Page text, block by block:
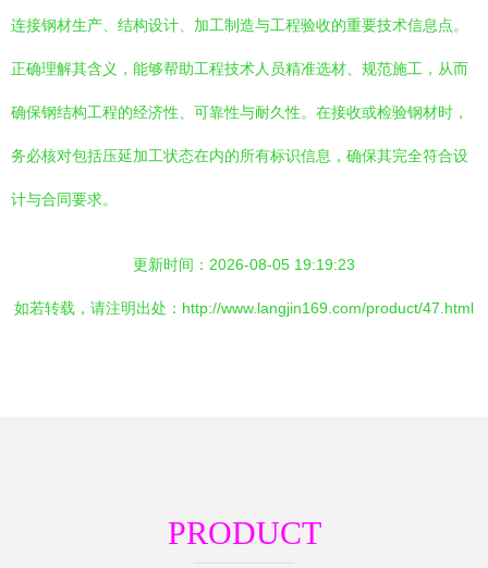
连接钢材生产、结构设计、加工制造与工程验收的重要技术信息点。
正确理解其含义，能够帮助工程技术人员精准选材、规范施工，从而
确保钢结构工程的经济性、可靠性与耐久性。在接收或检验钢材时，
务必核对包括压延加工状态在内的所有标识信息，确保其完全符合设
计与合同要求。
更新时间：2026-08-05 19:19:23
如若转载，请注明出处：http://www.langjin169.com/product/47.html
PRODUCT